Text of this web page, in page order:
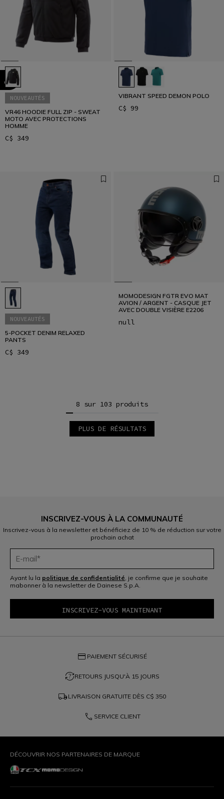
NOUVEAUTÉS
VR46 HOODIE FULL ZIP - SWEAT
MOTO AVEC PROTECTIONS
HOMME
C$ 349
VIBRANT SPEED DEMON POLO
C$ 99
NOUVEAUTÉS
5-POCKET DENIM RELAXED
PANTS
C$ 349
MOMODESIGN FGTR EVO MAT
AVION / ARGENT - CASQUE JET
AVEC DOUBLE VISIÈRE E2206
null
8 sur 103 produits
PLUS DE RÉSULTATS
INSCRIVEZ-VOUS À LA COMMUNAUTÉ
Inscrivez-vous à la newsletter et bénéficiez de 10 % de réduction sur votre
prochain achat
Ayant lu la politique de confidentialité , je confirme que je souhaite
mabonner à la newsletter de Dainese S.p.A.
credit_card PAIEMENT SÉCURISÉ
question_exchangeRETOURS JUSQU'À 15 JOURS
local_shipping LIVRAISON GRATUITE DÈS C$ 350
phone SERVICE CLIENT
DÉCOUVRIR NOS PARTENAIRES DE MARQUE